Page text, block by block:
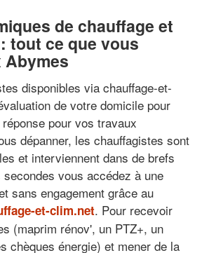
de chauffage et
tout ce que vous
Abymes
disponibles via chauffage-et-
de votre domicile pour
pour vos travaux
dépanner, les chauffagistes sont
et interviennent dans de brefs
vous accédez à une
sans engagement grâce au
et-clim.net. Pour recevoir
(maprim rénov', un PTZ+, un
chèques énergie) et mener de la